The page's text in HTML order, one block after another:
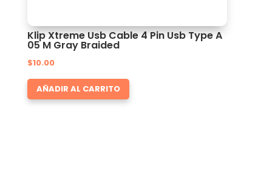
Klip Xtreme Usb Cable 4 Pin Usb Type A
05 M Gray Braided
$10.00
AÑADIR AL CARRITO